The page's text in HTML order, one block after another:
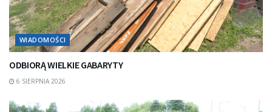
WIADOMOŚCI
ODBIORĄ WIELKIE GABARYTY
6 SIERPNIA 2026